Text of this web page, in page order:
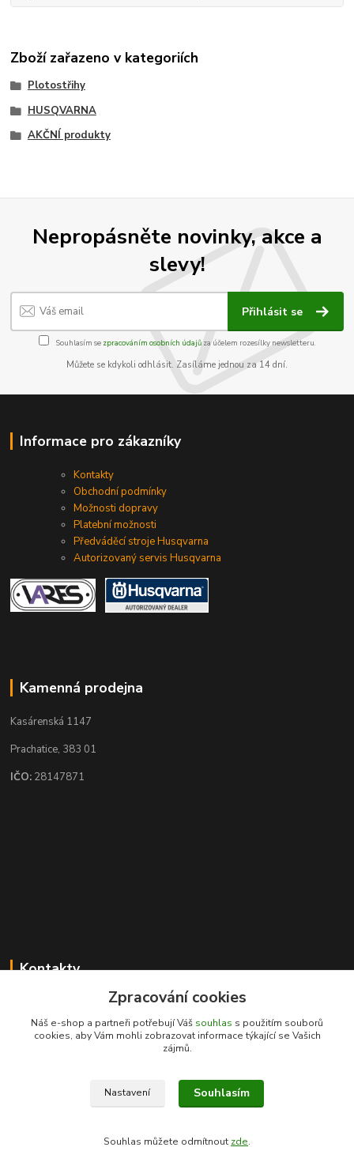
Zboží zařazeno v kategoriích
Plotostřihy
HUSQVARNA
AKČNÍ produkty
Nepropásněte novinky, akce a
slevy!
Přihlásit se
Souhlasím se zpracováním osobních údajůza účelem rozesílky newsletteru.
Můžete se kdykoli odhlásit. Zasíláme jednou za 14 dní.
Informace pro zákazníky
Kontakty
Obchodní podmínky
Možnosti dopravy
Platební možnosti
Předváděcí stroje Husqvarna
Autorizovaný servis Husqvarna
Kamenná prodejna
Kasárenská 1147
Prachatice, 383 01
IČO: 28147871
Kontakty
Karel Novotný
+420 731 441 901
(Po-Pá 8-17hod, So 8.30-11.30)
Zpracování cookies
Náš e-shop a partneři potřebují Váš souhlas s použitím souborů
cookies, aby Vám mohli zobrazovat informace týkající se Vašich
zájmů.
Nastavení Souhlasím
Souhlas můžete odmítnout zde.